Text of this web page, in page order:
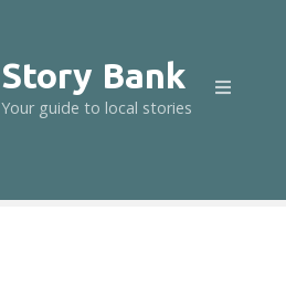
Story Bank
Your guide to local stories